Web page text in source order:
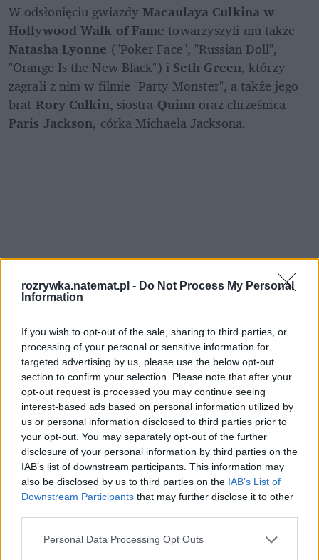
rozrywka.natemat.pl - Do Not Process My Personal
Information
If you wish to opt-out of the sale, sharing to third parties, or
processing of your personal or sensitive information for
targeted advertising by us, please use the below opt-out
section to confirm your selection. Please note that after your
opt-out request is processed you may continue seeing
interest-based ads based on personal information utilized by
us or personal information disclosed to third parties prior to
your opt-out. You may separately opt-out of the further
disclosure of your personal information by third parties on the
IAB’s list of downstream participants. This information may
also be disclosed by us to third parties on the IAB’s List of
Downstream Participants that may further disclose it to other
Personal Data Processing Opt Outs
W odsłonięciu gwiazdy Macaulaya Culkina w
Hollywood Walk of Fame
Natasha Lyonne ("Poker Face", "Russian Doll",
"Orange Is the New Black") i Seth Green, którzy
zagrali z nim w filmie "Party Monster", a także jego
brat Rory Culkin, siostra Quinn
oraz chrześnica
Paris Jackson, córka Michaela Jacksona.
Nowość od PKP Intercity! |